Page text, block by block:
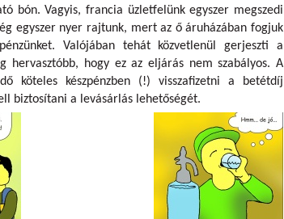
bón. Vagyis, francia üzletfelünk egyszer megszedi
egyszer nyer rajtunk, mert az ő áruházában fogjuk
Valójában tehát közvetlenül gerjeszti a
hervasztóbb, hogy ez az eljárás nem szabályos. A
köteles készpénzben (!) visszafizetni a betétdíj
biztosítani a levásárlás lehetőségét.